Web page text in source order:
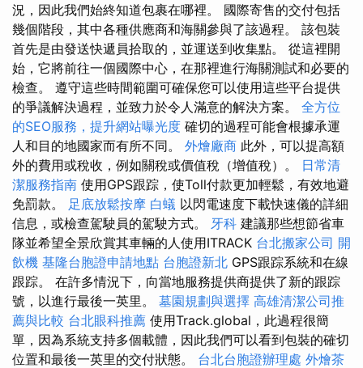
況，因此我們始終知道包裹在哪裡。 國際寄售的交付包括
幾個階段，其中各種供應商和海關參與了該過程。 該包裝
首先是由發送快遞員拾取的，並運送到收集點。 從這裡開
始，它將前往一個國際中心，在那裡進行海關測試和必要的
檢查。 遵守這些時間範圍可確保您可以使用這些平台提供
的爭議解決過程，並致力於令人滿意的解決方案。 全方位
的SEO服務，提升網站曝光度 確切的過程可能會根據承運
人和目的地國家而有所不同。 外燴廠商 此外，可以提高額
外的費用或稅收，例如關稅或價值稅（增值稅）。 日常清
潔服務指南 使用GPS跟踪，使Toll付款更加輕鬆，有效地避
免罰款。 足底放鬆按摩 白蟻 以閃電速度下載快速儀的詳細
信息，或檢查駕駛員的駕駛方式。 牙科 建議那些想節省車
隊並希望全景欣賞其車輛的人使用ITRACK 台北搬家公司 開
飲機 基隆台胞證申請地點 台胞證新北 GPS跟踪系統和在線
跟踪。 在許多情況下，向當地服務提供商提供了新的跟踪
號，以進行最後一英里。 墓園規劃與選擇 高雄清潔公司推
薦與比較 台北眼科推薦 使用Track.global，此過程很簡
單，因為系統支持多個載體，因此我們可以看到包裝的確切
位置和最後一英里的交付狀態。 台北台胞證辦理處 外燴茶